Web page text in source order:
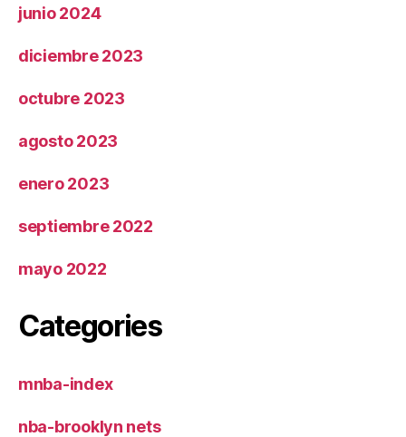
junio 2024
diciembre 2023
octubre 2023
agosto 2023
enero 2023
septiembre 2022
mayo 2022
Categories
mnba-index
nba-brooklyn nets